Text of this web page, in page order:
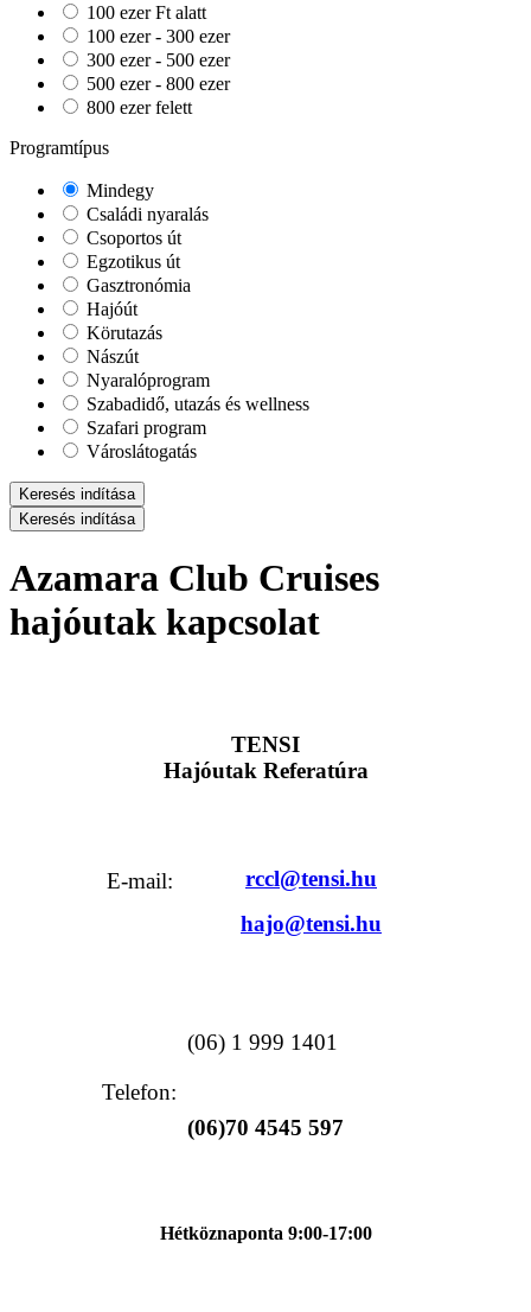
100 ezer Ft alatt
100 ezer - 300 ezer
300 ezer - 500 ezer
500 ezer - 800 ezer
800 ezer felett
Programtípus
Mindegy
Családi nyaralás
Csoportos út
Egzotikus út
Gasztronómia
Hajóút
Körutazás
Nászút
Nyaralóprogram
Szabadidő, utazás és wellness
Szafari program
Városlátogatás
Keresés indítása
Keresés indítása
Azamara Club Cruises
hajóutak kapcsolat
TENSI
Hajóutak Referatúra
E-mail: rccl@tensi.hu
hajo@tensi.hu
Telefon:
(06) 1 999 1401
(06)70 4545 597
Hétköznaponta 9:00-17:00